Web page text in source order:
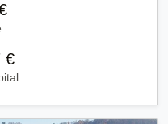
€